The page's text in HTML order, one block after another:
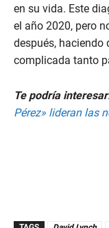
en su vida. Este
el año 2020, pero
después, haciendo
complicada tanto
Te podría
Pérez» lideran las